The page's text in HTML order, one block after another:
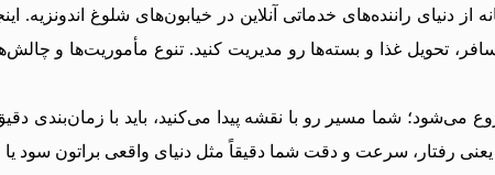
تحویل غذا و بسته‌ها رو مدیریت کنید. تنوع مأموریت‌ها و
می‌شود؛ شما مسیر رو با نقشه پیدا می‌کنید، باید با زمان‌بندی
رفتار، سرعت و دقت شما دقیقاً مثل دنیای واقعی براتون سود